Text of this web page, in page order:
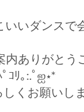
いダンスで
内ありがとう
ｺﾘ｡:.ﾟஐ⋆*
くお願いし